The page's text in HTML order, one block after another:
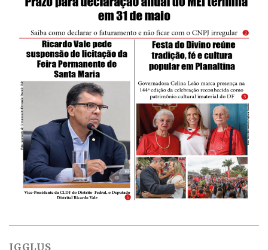
IGGLUS